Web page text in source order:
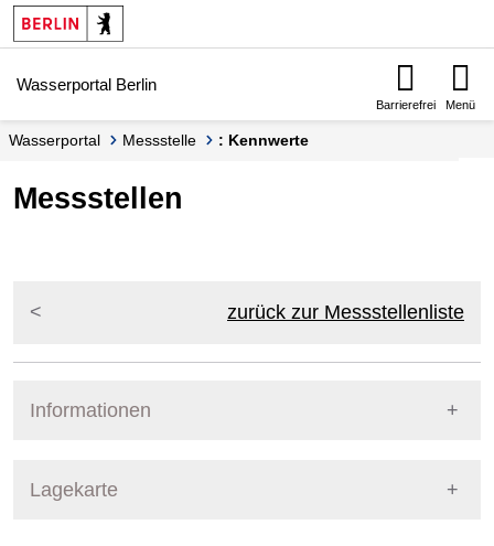
Springe zur Navigation
Springe zum Inhalt
Wasserportal Berlin
Barrierefrei Menü
Wasserportal Messstelle : Kennwerte
Messstellen
zurück zur Messstellenliste
Informationen
Lagekarte